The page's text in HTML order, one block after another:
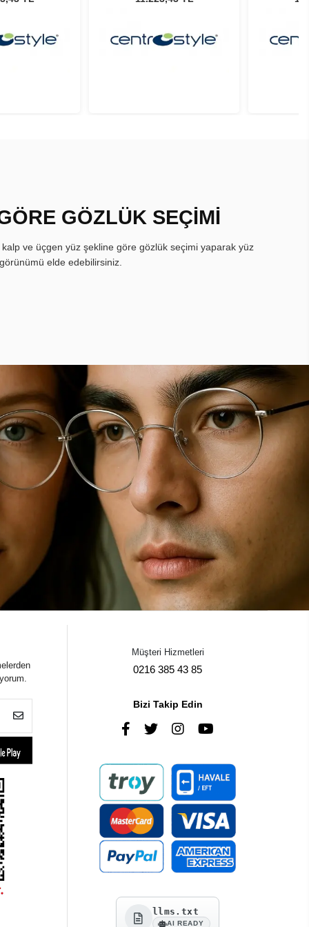
GÖZLÜK SEÇİMİ
ve üçgen yüz şekline göre gözlük seçimi yaparak yüz
elde edebilirsiniz.
Müşteri Hizmetleri
0216 385 43 85
Bizi Takip Edin
llms.txt
AI READY